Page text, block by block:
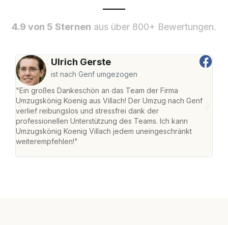
4.9 von 5 Sternen aus über 800+ Bewertungen.
Ulrich Gerste
ist nach Genf umgezogen
"Ein großes Dankeschön an das Team der Firma
Umzugskönig Koenig aus Villach! Der Umzug nach Genf
verlief reibungslos und stressfrei dank der
professionellen Unterstützung des Teams. Ich kann
Umzugskönig Koenig Villach jedem uneingeschränkt
weiterempfehlen!"